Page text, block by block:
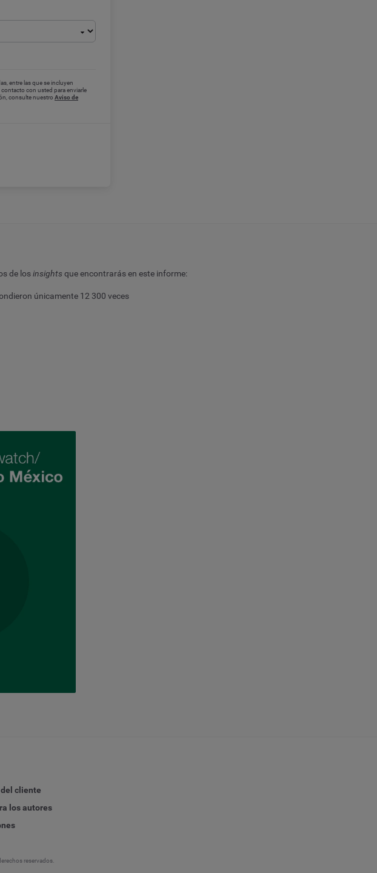
entre las que se incluyen
con usted para enviarle
consulte nuestro Aviso de
de losinsightsque encontrarás en este informe:
únicamente 12 300 veces
cliente
los autores
reservados.